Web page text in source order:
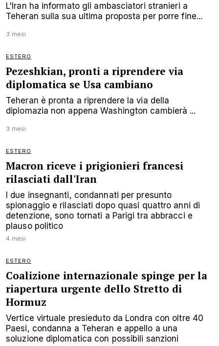
L'Iran ha informato gli ambasciatori stranieri a
Teheran sulla sua ultima proposta per porre fine...
3 mesi
ESTERO
Pezeshkian, pronti a riprendere via
diplomatica se Usa cambiano
Teheran è pronta a riprendere la via della
diplomazia non appena Washington cambierà ...
3 mesi
ESTERO
Macron riceve i prigionieri francesi
rilasciati dall'Iran
I due insegnanti, condannati per presunto
spionaggio e rilasciati dopo quasi quattro anni di
detenzione, sono tornati a Parigi tra abbracci e
plauso politico
4 mesi
ESTERO
Coalizione internazionale spinge per la
riapertura urgente dello Stretto di
Hormuz
Vertice virtuale presieduto da Londra con oltre 40
Paesi, condanna a Teheran e appello a una
soluzione diplomatica con possibili sanzioni